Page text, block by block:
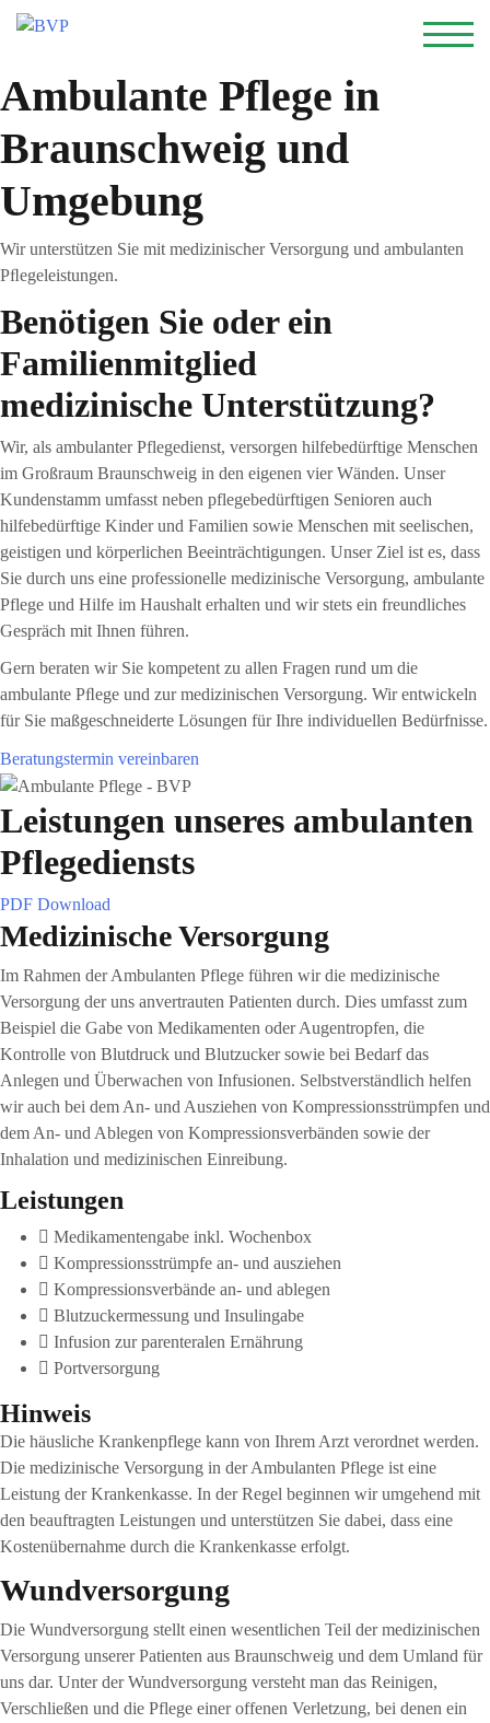
Skip
Ambulante Pflege in
Braunschweig und
Umgebung
Wir unterstützen Sie mit medizinischer Versorgung und ambulanten
Pﬂegeleistungen.
Benötigen Sie oder ein
Familienmitglied
medizinische Unterstützung?
Wir, als ambulanter Pflegedienst, versorgen hilfebedürftige Menschen
im Großraum Braunschweig in den eigenen vier Wänden. Unser
Kundenstamm umfasst neben pflegebedürftigen Senioren auch
hilfebedürftige Kinder und Familien sowie Menschen mit seelischen,
geistigen und körperlichen Beeinträchtigungen. Unser Ziel ist es, dass
Sie durch uns eine professionelle medizinische Versorgung, ambulante
Pflege und Hilfe im Haushalt erhalten und wir stets ein freundliches
Gespräch mit Ihnen führen.
Gern beraten wir Sie kompetent zu allen Fragen rund um die
ambulante Pﬂege und zur medizinischen Versorgung. Wir entwickeln
für Sie maßgeschneiderte Lösungen für Ihre individuellen Bedürfnisse.
Beratungstermin vereinbaren
Leistungen unseres ambulanten
Pflegediensts
PDF Download
Medizinische Versorgung
Im Rahmen der Ambulanten Pflege führen wir die medizinische
Versorgung der uns anvertrauten Patienten durch. Dies umfasst zum
Beispiel die Gabe von Medikamenten oder Augentropfen, die
Kontrolle von Blutdruck und Blutzucker sowie bei Bedarf das
Anlegen und Überwachen von Infusionen. Selbstverständlich helfen
wir auch bei dem An- und Ausziehen von Kompressionsstrümpfen und
dem An- und Ablegen von Kompressionsverbänden sowie der
Inhalation und medizinischen Einreibung.
Leistungen
Medikamentengabe inkl. Wochenbox
Kompressionsstrümpfe an- und ausziehen
Kompressionsverbände an- und ablegen
Blutzuckermessung und Insulingabe
Infusion zur parenteralen Ernährung
Portversorgung
Hinweis
Die häusliche Krankenpflege kann von Ihrem Arzt verordnet werden.
Die medizinische Versorgung in der Ambulanten Pflege ist eine
Leistung der Krankenkasse. In der Regel beginnen wir umgehend mit
den beauftragten Leistungen und unterstützen Sie dabei, dass eine
Kostenübernahme durch die Krankenkasse erfolgt.
Wundversorgung
Die Wundversorgung stellt einen wesentlichen Teil der medizinischen
Versorgung unserer Patienten aus Braunschweig und dem Umland für
uns dar. Unter der Wundversorgung versteht man das Reinigen,
Verschließen und die Pflege einer offenen Verletzung, bei denen ein